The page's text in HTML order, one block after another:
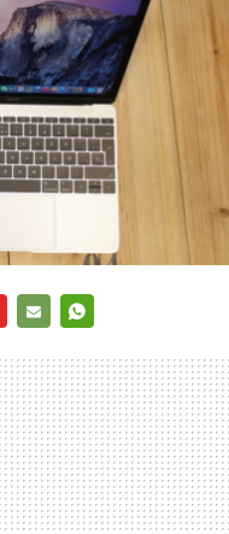
MAIL